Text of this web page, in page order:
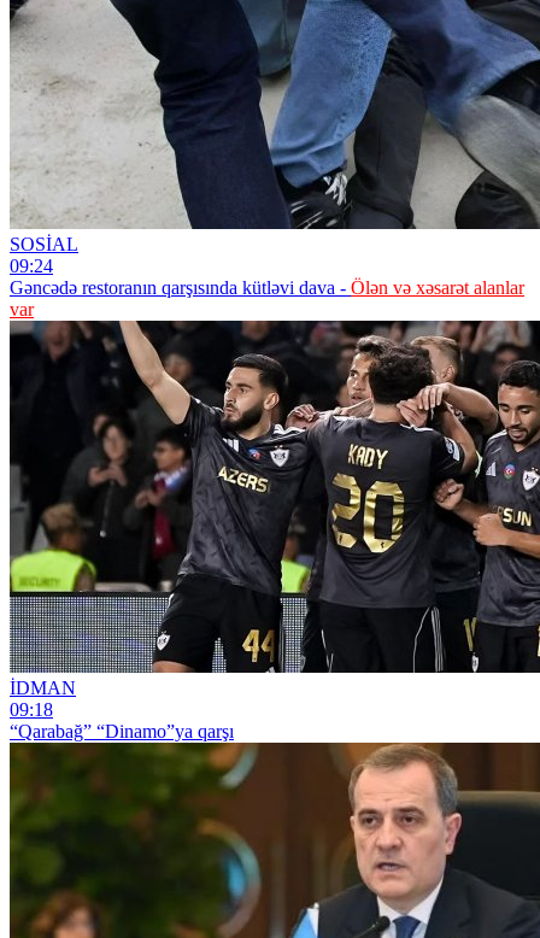
SOSİAL
09:24
Gəncədə restoranın qarşısında kütləvi dava - Ölən və xəsarət alanlar
var
İDMAN
09:18
“Qarabağ” “Dinamo”ya qarşı